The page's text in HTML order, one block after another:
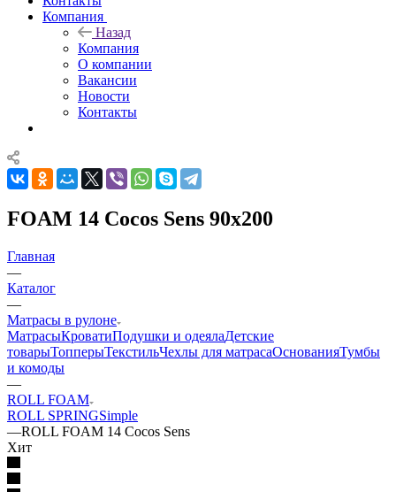
Компания
Назад
Компания
О компании
Вакансии
Новости
Контакты
FOAM 14 Cocos Sens 90x200
Главная
—
Каталог
—
Матрасы в рулоне
МатрасыКроватиПодушки и одеялаДетские
товарыТопперыТекстильЧехлы для матрасаОснованияТумбы
и комоды
—
ROLL FOAM
ROLL SPRINGSimple
—ROLL FOAM 14 Cocos Sens
Хит